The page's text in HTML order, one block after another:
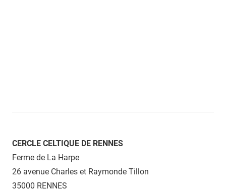
CERCLE CELTIQUE DE RENNES
Ferme de La Harpe
26 avenue Charles et Raymonde Tillon
35000 RENNES